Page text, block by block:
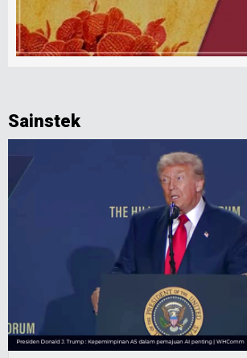
Sainstek